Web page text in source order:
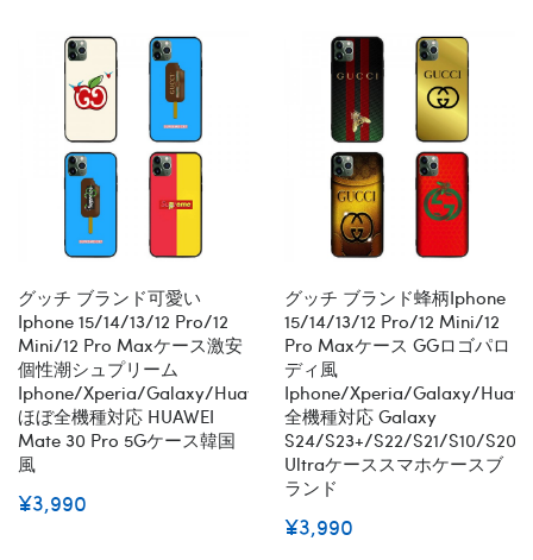
グッチ ブランド可愛い
Iphone 15/14/13/12 Pro/12
Mini/12 Pro Maxケース激安
個性潮シュプリーム
Iphone/xperia/galaxy/huawei/aquos
ほぼ全機種対応 HUAWEI
Mate 30 Pro 5Gケース韓国
風
¥3,990
グッチ ブランド蜂柄iphone
15/14/13/12 Pro/12 Mini/12
Pro Maxケース GGロゴパロ
ディ風
Iphone/xperia/galaxy/
全機種対応 Galaxy
S24/S23+/S22/S21/s10/
Ultraケーススマホケースブ
ランド
¥3,990